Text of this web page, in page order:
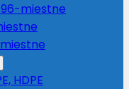
miestne
HDPE